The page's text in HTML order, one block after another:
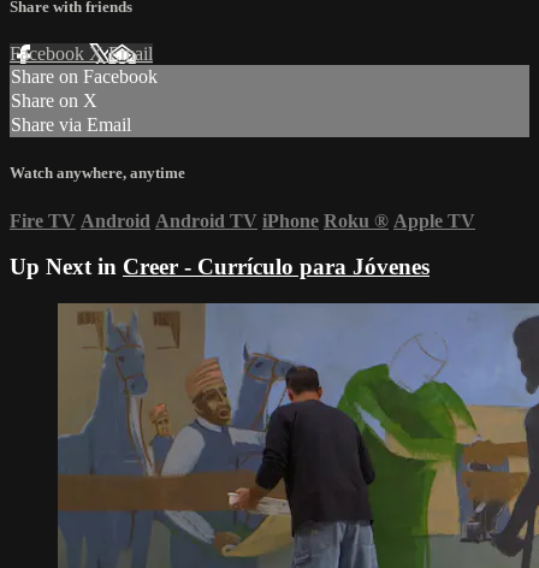
Share with friends
Facebook XEmail
Share on Facebook
Share on X
Share via Email
Watch anywhere, anytime
Fire TV Android Android TV iPhone Roku ® Apple TV
Up Next in Creer - Currículo para Jóvenes